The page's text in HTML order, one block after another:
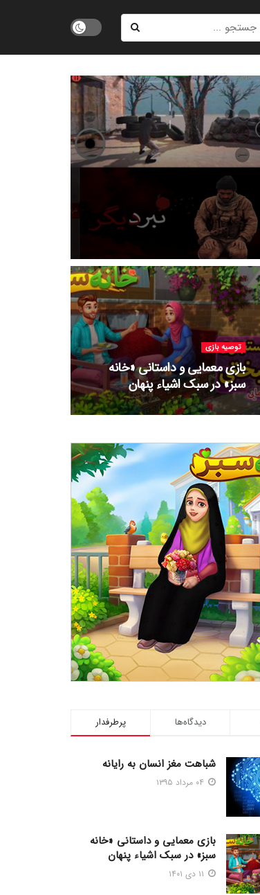
توصیه بازی
بازی معمایی و داستانی «خانه
سبز» در سبک اشیاء پنهان
پرطرفدار دیدگاه‌ها
شباهت مغز انسان به رایانه
بازی معمایی و داستانی «خانه
سبز» در سبک اشیاء پنهان